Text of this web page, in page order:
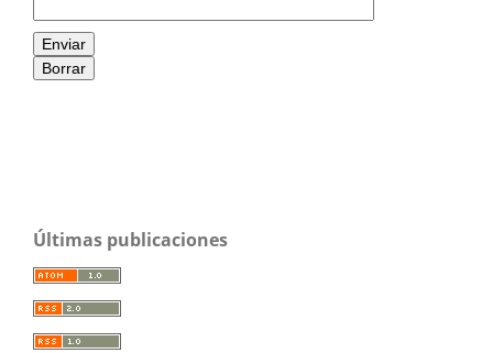
Enviar
Borrar
Últimas publicaciones